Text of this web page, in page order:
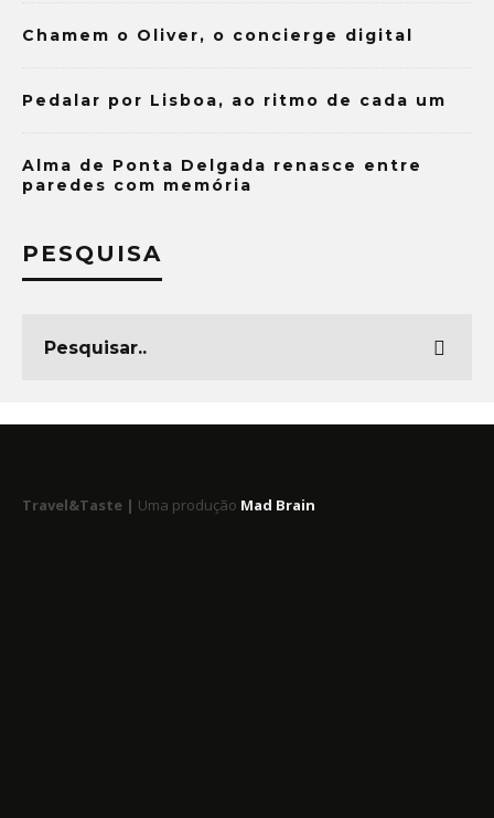
Chamem o Oliver, o concierge digital
Pedalar por Lisboa, ao ritmo de cada um
Alma de Ponta Delgada renasce entre
paredes com memória
PESQUISA
Travel&Taste | Uma produção Mad Brain